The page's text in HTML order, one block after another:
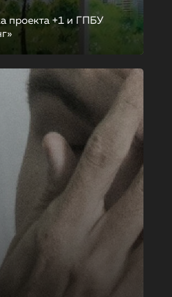
проекта +1 и ГПБУ